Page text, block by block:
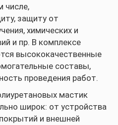
числе,
защиту от
химических и
и пр. В комплексе
высококачественные
составы,
проведения работ.
мастик
широк: от устройства
и внешней